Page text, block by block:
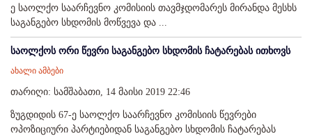
ე საოლქო საარჩევნო კომისიის თავმჯდომარეს მირანდა მესხს
საგანგებო სხდომის მოწვევა და ...
საოლქოს ორი წევრი საგანგებო სხდომის ჩატარებას ითხოვს
ახალი ამბები
თარიღი: სამშაბათი, 14 მაისი 2019 22:46
ზუგდიდის 67-ე საოლქო საარჩევნო კომისიის წევრები
ოპოზიციური პარტიებიდან საგანგებო სხდომის ჩატარებას